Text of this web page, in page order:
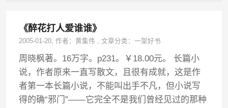
《醉花打人爱谁谁》
2005-01-20, 作者：黄集伟 ,文章分类：一架好书
周晓枫著。16万字。p231。￥18.00元。 长篇小
说，作者原来一直写散文，且很有成就，这是作
者第一本长篇小说，不能叫出手不凡，但小说写
得的确“邪门”——它完全不是我们曾经见过的那种